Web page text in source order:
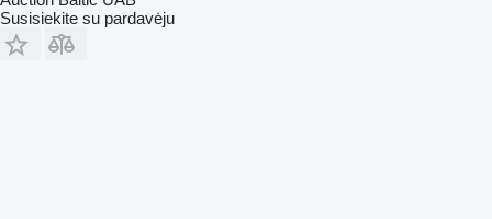
Susisiekite su pardavėju